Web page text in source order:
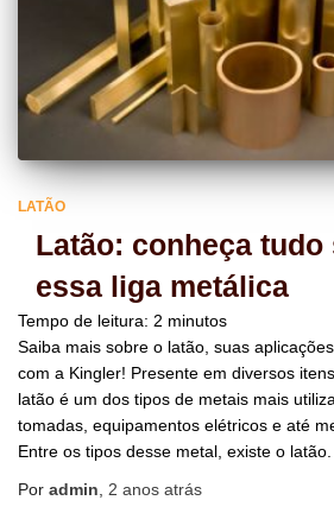
LATÃO
Latão: conheça tudo
essa liga metálica
Tempo de leitura: 2 minutos
Saiba mais sobre o latão, suas
com a Kingler! Presente em diversos
latão é um dos tipos de metais mais
tomadas, equipamentos elétricos e até
Entre os tipos desse metal, existe o latão.
Por admin 2 anos atrás